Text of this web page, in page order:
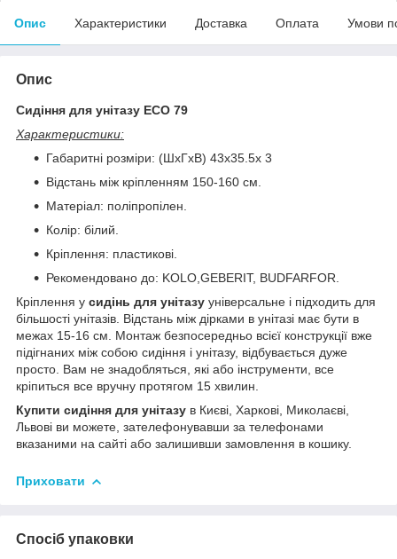
Опис Характеристики Доставка Оплата Умови
Опис
Сидіння для унітазу ECO 79
Характеристики:
Габаритні розміри: (ШхГхВ) 43х35.5х 3
Відстань між кріпленням 150-160 см.
Матеріал: поліпропілен.
Колір: білий.
Кріплення: пластикові.
Рекомендовано до: KOLO,GEBERIT, BUDFARFOR.
Кріплення у сидінь для унітазу універсальне і підходить для
більшості унітазів. Відстань між дірками в унітазі має бути в
межах 15-16 см. Монтаж безпосередньо всієї конструкції вже
підігнаних між собою сидіння і унітазу, відбувається дуже
просто. Вам не знадобляться, які або інструменти, все
кріпиться все вручну протягом 15 хвилин.
Купити сидіння для унітазу в Києві, Харкові, Миколаєві,
Львові ви можете, зателефонувавши за телефонами
вказаними на сайті або залишивши замовлення в кошику.
Приховати
Спосіб упаковки